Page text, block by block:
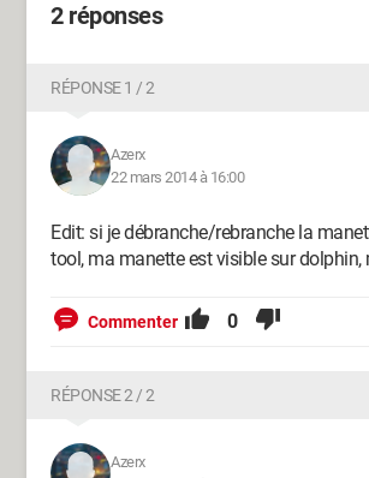
2 réponses
RÉPONSE 1 / 2
Azerx
22 mars 2014 à 16:00
Edit: si je débranche/rebranche la
tool, ma manette est visible sur
Commenter 0
RÉPONSE 2 / 2
Azerx